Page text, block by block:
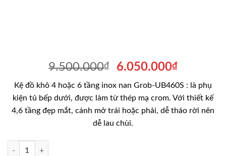
9.500.000₫
Giá
là:
9.500.000₫.
6.050.000₫Giá
tại
là:
Kệ đồ khô 4 hoặc 6 tầng inox nan Grob-UB460S : là phụ
kiện tủ bếp dưới, được làm từ thép mạ crom. Với thiết kế
4,6 tầng đẹp mắt, cánh mở trái hoặc phải, dễ tháo rời nên
dễ lau chùi.
Kệ đồ khô 4 hoặc 6 tầng inox nan Grob-UB460S số lượng